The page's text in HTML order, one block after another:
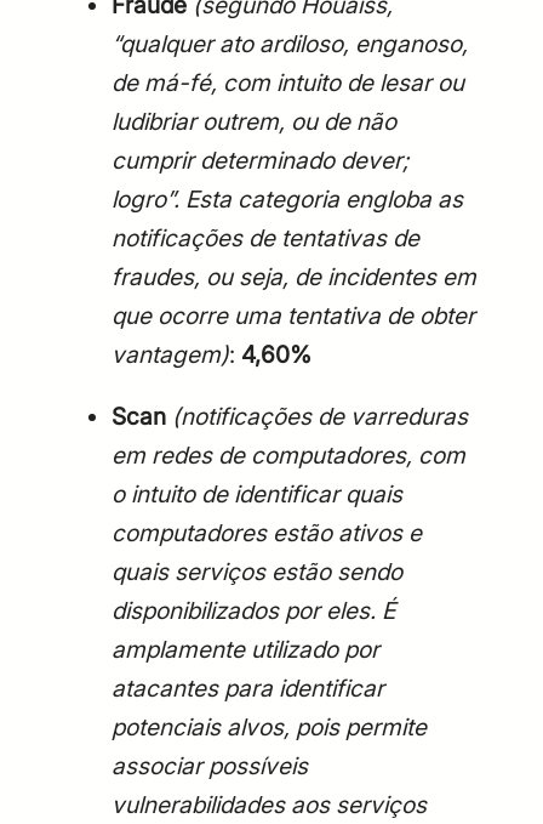
“qualquer ato ardiloso, enganoso,
de má-fé, com intuito de lesar ou
ludibriar outrem, ou de não
cumprir determinado dever;
logro”. Esta categoria engloba as
notificações de tentativas de
fraudes, ou seja, de incidentes em
que ocorre uma tentativa de obter
vantagem): 4,60%
Scan (notificações de varreduras
em redes de computadores, com
o intuito de identificar quais
computadores estão ativos e
quais serviços estão sendo
disponibilizados por eles. É
amplamente utilizado por
atacantes para identificar
potenciais alvos, pois permite
associar possíveis
vulnerabilidades aos serviços